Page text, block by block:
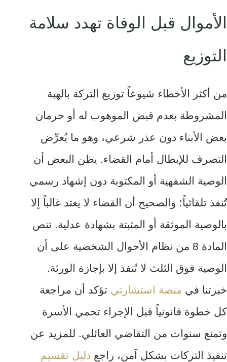
الأموال قبل الوفاة تهدد سلامة
التوزيع
من أكثر الأخطاء شيوعاً توزيع التركة بالهبة
المشروطة بعدم قبض الموهوب له أو حرمان
بعض الأبناء دون عذر شرعي، وهو ما يُعرِّض
التصرف للإبطال أمام القضاء. يظن البعض أن
الوصية الشفهية أو المكتوبة دون إشهاد رسمي
تُنفذ تلقائياً؛ والصحيح أن القضاء لا يعتد غالباً إلا
بالوصية الموثقة أو المثبتة بشهادة عدلية. تنص
المادة 8 من نظام الأحوال الشخصية على أن
الوصية فوق الثلث لا تُنفذ إلا بإجازة الورثة.
خبرتنا في منصة استشارتي تؤكد أن مراجعة
كل خطوة قانونياً قبل الإجراء تحمي الأسرة
وتمنع سنوات من التقاضي العائلي. للمزيد عن
تنفيذ التركات بشكل آمن، راجع دليل تقسيم